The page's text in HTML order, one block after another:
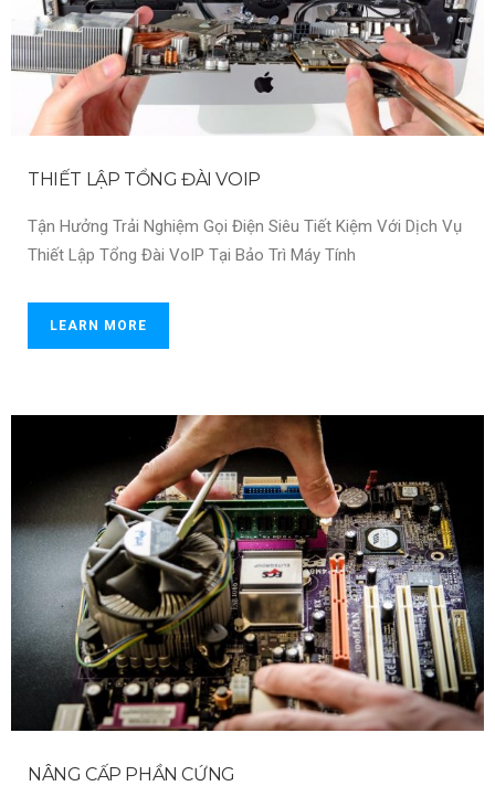
THIẾT LẬP TỔNG ĐÀI VOIP
Tận Hưởng Trải Nghiệm Gọi Điện Siêu Tiết Kiệm Với Dịch Vụ
Thiết Lập Tổng Đài VoIP Tại Bảo Trì Máy Tính
LEARN MORE
NÂNG CẤP PHẦN CỨNG